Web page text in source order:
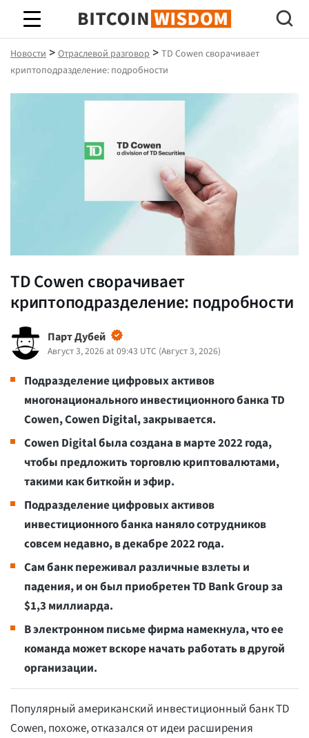
Биткойн Мудрость
Новости > Отраслевой разговор > TD Cowen сворачивает
криптоподразделение: подробности
TD Cowen сворачивает
криптоподразделение: подробности
Парт Дубей
Август 3, 2026 at 09:43 UTC (Август 3, 2026)
Подразделение цифровых активов
многонационального инвестиционного банка TD
Cowen, Cowen Digital, закрывается.
Cowen Digital была создана в марте 2022 года,
чтобы предложить торговлю криптовалютами,
такими как биткойн и эфир.
Подразделение цифровых активов
инвестиционного банка наняло сотрудников
совсем недавно, в декабре 2022 года.
Сам банк переживал различные взлеты и
падения, и он был приобретен TD Bank Group за
$1,3 миллиарда.
В электронном письме фирма намекнула, что ее
команда может вскоре начать работать в другой
организации.
Популярный американский инвестиционный банк TD
Cowen, похоже, отказался от идеи расширения